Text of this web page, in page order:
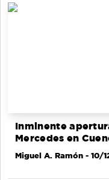
Inminente
Mercedes en
Miguel A. Ramón - 10/